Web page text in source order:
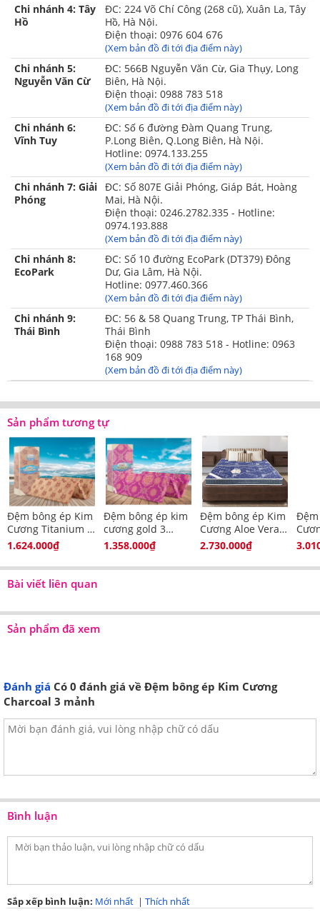
Thiết kế đa dạng màu sắc
Tham khảo thêm các sản phẩmChăn ga gối đệm
kháccủa Đệm Xanh tại đây
Chi nhánh 4: Tây
Hồ
ĐC: 224 Võ Chí Công (268 cũ), Xuân La, Tây
Hồ, Hà Nội.
Điện thoại: 0976 604 676
(Xem bản đồ đi tới địa điểm này)
Chi nhánh 5:
Nguyễn Văn Cừ
ĐC: 566B Nguyễn Văn Cừ, Gia Thụy, Long
Biên, Hà Nội.
Điện thoại: 0988 783 518
(Xem bản đồ đi tới địa điểm này)
Chi nhánh 6:
Vĩnh Tuy
ĐC: Số 6 đường Đàm Quang Trung,
P.Long Biên, Q.Long Biên, Hà Nội.
Hotline: 0974.133.255
(Xem bản đồ đi tới địa điểm này)
Chi nhánh 7: Giải
Phóng
ĐC: Số 807E Giải Phóng, Giáp Bát, Hoàng
Mai, Hà Nội.
Điện thoại: 0246.2782.335 - Hotline:
0974.193.888
(Xem bản đồ đi tới địa điểm này)
Chi nhánh 8:
EcoPark
ĐC: Số 10 đường EcoPark (DT379) Đông
Dư, Gia Lâm, Hà Nội.
Hotline: 0977.460.366
(Xem bản đồ đi tới địa điểm này)
Chi nhánh 9:
Thái Bình
ĐC: 56 & 58 Quang Trung, TP Thái Bình,
Thái Bình
Điện thoại: 0988 783 518 - Hotline: 0963
168 909
(Xem bản đồ đi tới địa điểm này)
Sản phẩm tương tự
Đệm bông ép Kim
Cương Titanium 3
mảnh
1.624.000₫
Đệm bông ép kim
cương gold 3
mảnh
1.358.000₫
Đệm bông ép Kim
Cương Aloe Vera -
Fiber (2M)
2.730.000₫
Bài viết liên quan
Sản phẩm đã xem
Đánh giá Có 0 đánh giá về Đệm bông ép Kim Cương
Charcoal 3 mảnh
Bình luận
Sắp xếp bình luận: Mới nhất | Thích nhất